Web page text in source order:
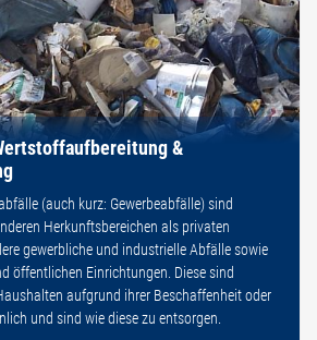
&
(auch kurz: Gewerbeabfälle) sind
Herkunftsbereichen als privaten
gewerbliche und industrielle Abfälle sowie
öffentlichen Einrichtungen. Diese sind
aufgrund ihrer Beschaffenheit oder
und sind wie diese zu entsorgen.